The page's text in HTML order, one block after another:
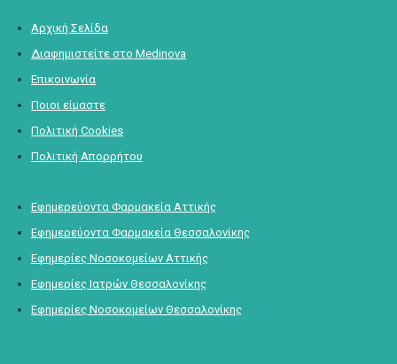
Αρχική Σελίδα
Διαφημιστείτε στο Medinova
Επικοινωνία
Ποιοι είμαστε
Πολιτική Cookies
Πολιτική Απορρήτου
Εφημερεύοντα Φαρμακεία Αττικής
Εφημερεύοντα Φαρμακεία Θεσσαλονίκης
Εφημερίες Νοσοκομείων Αττικής
Εφημερίες Ιατρών Θεσσαλονίκης
Εφημερίες Νοσοκομείων Θεσσαλονίκης